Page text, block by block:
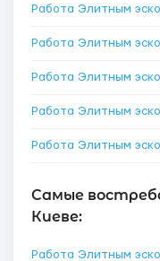
Работа Элитным
Работа Элитным
Работа Элитным
Работа Элитным
Работа Элитным
Самые
Киеве:
Работа Элитным